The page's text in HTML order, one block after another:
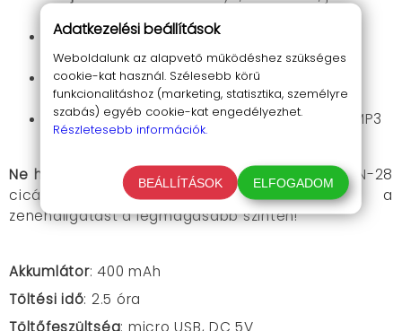
Összecsukható:Könnyen tárolható és
hordozható
Beépített mikrofon:Telefonhívások
fogadásához
MP3 lejátszás:Hallgasd kedvenc zenéidet MP3
formátumban
Ne hagyd ki a lehetőséget!Rendeld meg az STN-28
cicás fejhallgatót még ma, és élvezd a
zenehallgatást a legmagasabb szinten!
Akkumlátor: 400 mAh
Töltési idő: 2.5 óra
Töltőfeszültség: micro USB, DC 5V
Adatkezelési beállítások
Weboldalunk az alapvető működéshez szükséges
cookie-kat használ. Szélesebb körű
funkcionalitáshoz (marketing, statisztika, személyre
szabás) egyéb cookie-kat engedélyezhet.
Részletesebb információk.
BEÁLLÍTÁSOK ELFOGADOM